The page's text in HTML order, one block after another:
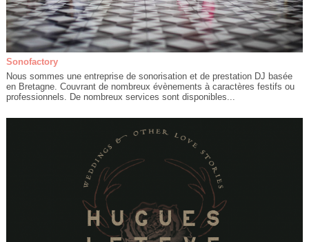
Sonofactory
Nous sommes une entreprise de sonorisation et de prestation DJ basée
en Bretagne. Couvrant de nombreux évènements à caractères festifs ou
professionnels. De nombreux services sont disponibles...